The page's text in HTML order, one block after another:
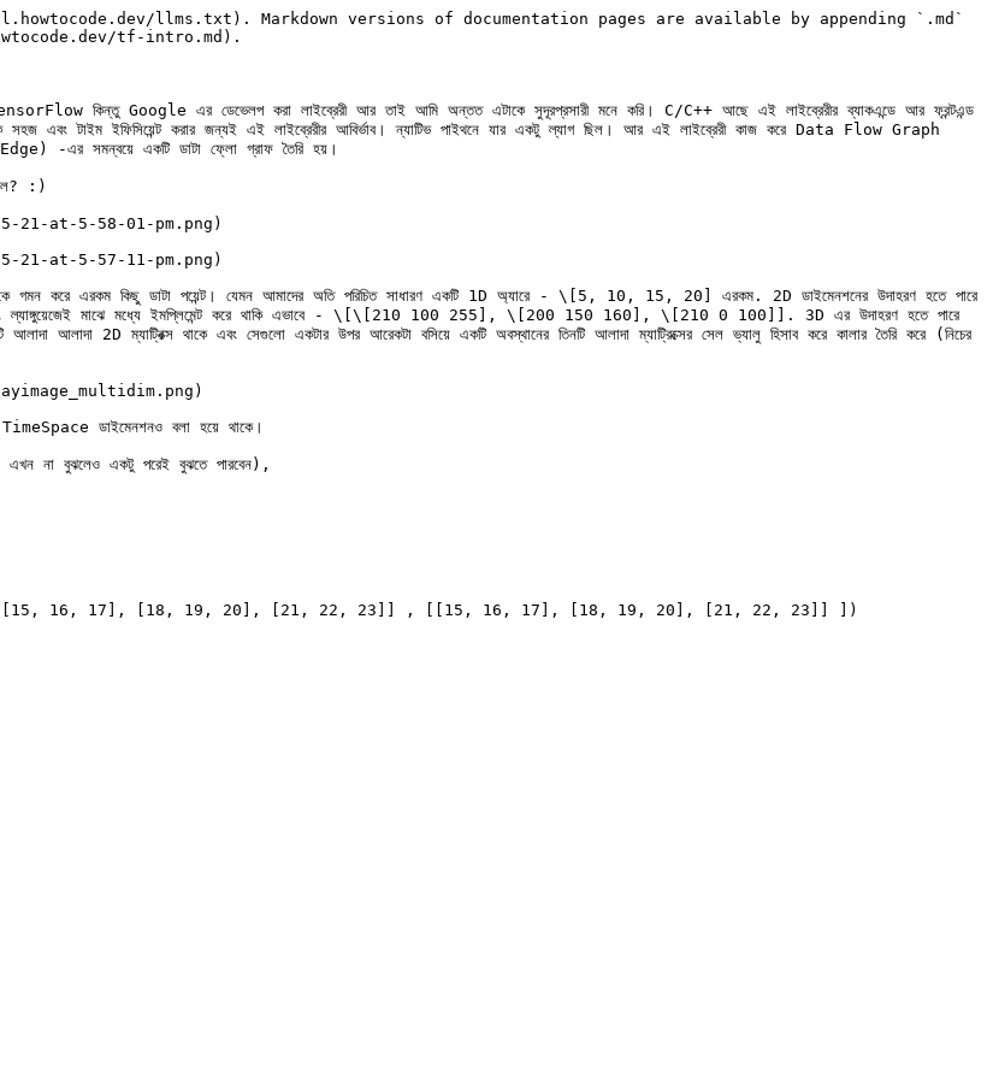
llms.txt). Markdown versions of documentation pages are available by appending `.md`
tf-intro.md).
এর ডেভেলপ করা লাইব্রেরী আর তাই আমি অন্তত এটাকে সুদূরপ্রসারী মনে করি। C/C++ আছে এই লাইব্রেরীর ব্যাকএন্ডে আর ফ্রন্টএন্ড
সহজ এবং টাইম ইফিসিয়েন্ট করার জন্যই এই লাইব্রেরীর আবির্ভাব। ন্যাটিভ পাইথনে যার একটু ল্যাগ ছিল। আর এই লাইব্রেরী কাজ করে Data Flow Graph
(Edge) -এর সমন্বয়ে একটি ডাটা ফ্লো গ্রাফ তৈরি হয়।
:)
at-5-58-01-pm.png)
at-5-57-11-pm.png)
গমন করে এরকম কিছু ডাটা পয়েন্ট। যেমন আমাদের অতি পরিচিত সাধারণ একটি 1D অ্যারে - \[5, 10, 15, 20] এরকম. 2D ডাইমেনশনের উদাহরণ হতে পারে
প্রোগ্রামিং ল্যাঙ্গুয়েজেই মাঝে মধ্যে ইমপ্লিমেন্ট করে থাকি এভাবে - \[\[210 100 255], \[200 150 160], \[210 0 100]]. 3D এর উদাহরণ হতে পারে
আলাদা 2D ম্যাট্রিক্স থাকে এবং সেগুলো একটার উপর আরেকটা বসিয়ে একটি অবস্থানের তিনটি আলাদা ম্যাট্রিক্সের সেল ভ্যালু হিসাব করে কালার তৈরি করে (নিচের
TimeSpace ডাইমেনশনও বলা হয়ে থাকে।
এখন না বুঝলেও একটু পরেই বুঝতে পারবেন),
16, 17], [18, 19, 20], [21, 22, 23]] , [[15, 16, 17], [18, 19, 20], [21, 22, 23]] ])